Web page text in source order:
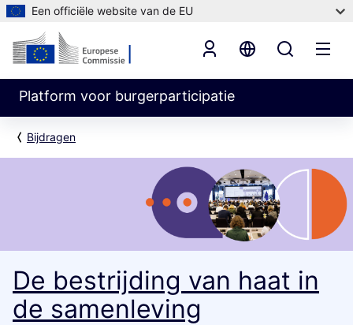
Een officiële website van de EU
Platform voor burgerparticipatie
Bijdragen
De bestrijding van haat in
de samenleving